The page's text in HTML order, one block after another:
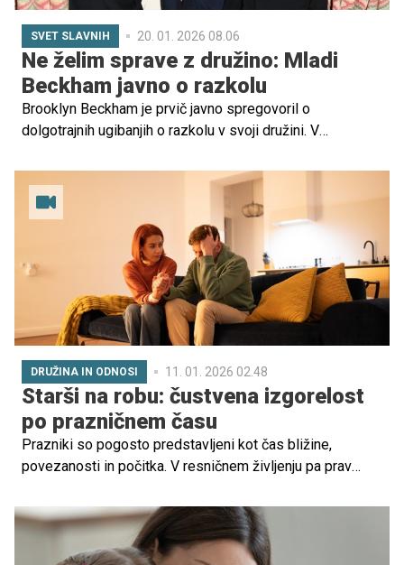
SVET SLAVNIH 20. 01. 2026 08.06
Ne želim sprave z družino: Mladi
Beckham javno o razkolu
Brooklyn Beckham je prvič javno spregovoril o
dolgotrajnih ugibanjih o razkolu v svoji družini. V
z Davidom in Victorio Beckham ne želi ter da je zaradi
pritiska in nadzora staršev trpel tesnobo, ki je izginila
šele, ko se je od njih distanciral.
DRUŽINA IN ODNOSI 11. 01. 2026 02.48
Starši na robu: čustvena izgorelost
po prazničnem času
Prazniki so pogosto predstavljeni kot čas bližine,
povezanosti in počitka. V resničnem življenju pa prav
upad energije, povečano razdražljivost, čustveno
otopelost in občutek notranje praznine. A prazniki sami
po sebi niso vzrok čustvene izgorelosti, pogosteje